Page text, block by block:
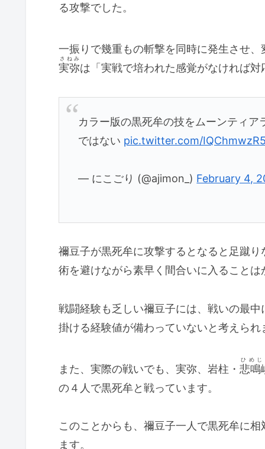
る攻撃でした。
一振りで幾重もの斬撃を同時に発生させ
実弥
さねみ
は「実戦で培われた感覚がなければ
カラー版の黒死牟の技をムーンティ
ではない pic.twitter.com/
— にこごり (@ajimon_) February 4,
禰豆子が黒死牟に攻撃するとなると足蹴
術を避けながら素早く間合いに入ること
戦闘経験も乏しい禰豆子には、戦いの最
掛ける経験値が備わっていないと考えられ
また、実際の戦いでも、実弥、岩柱・ 悲鳴
ひめじ
の４人で黒死牟と戦っています。
このことからも、禰豆子一人で黒死牟に
ます。